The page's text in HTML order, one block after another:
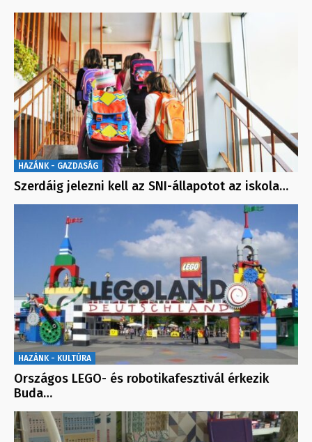
HAZÁNK - GAZDASÁG
Szerdáig jelezni kell az SNI-állapotot az iskola…
HAZÁNK - KULTÚRA
Országos LEGO- és robotikafesztivál érkezik
Buda…